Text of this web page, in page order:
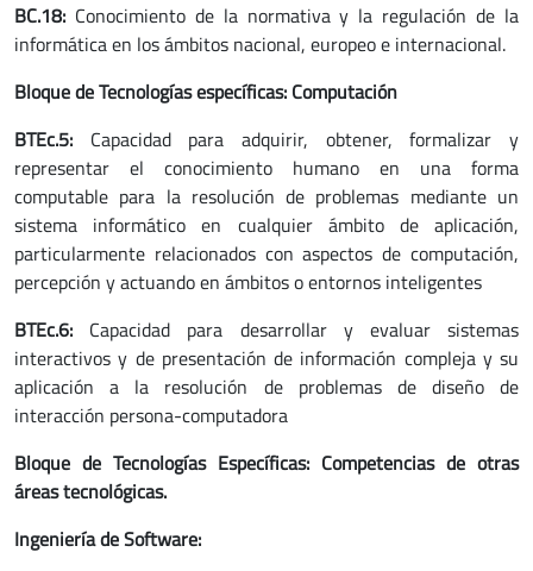
BC.18: Conocimiento de la normativa y la regulación de la
informática en los ámbitos nacional, europeo e internacional.
Bloque de Tecnologías específicas: Computación
BTEc.5: Capacidad para adquirir, obtener, formalizar y
representar el conocimiento humano en una forma
computable para la resolución de problemas mediante un
sistema informático en cualquier ámbito de aplicación,
particularmente relacionados con aspectos de computación,
percepción y actuando en ámbitos o entornos inteligentes
BTEc.6: Capacidad para desarrollar y evaluar sistemas
interactivos y de presentación de información compleja y su
aplicación a la resolución de problemas de diseño de
interacción persona-computadora
Bloque de Tecnologías Específicas: Competencias de otras
áreas tecnológicas.
Ingeniería de Software: